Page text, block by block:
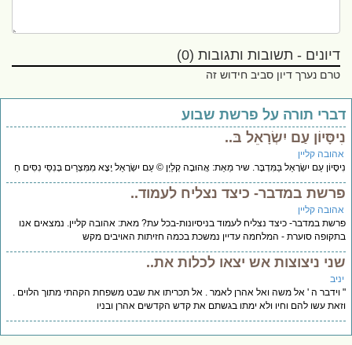
דיונים - תשובות ותגובות (0)
טרם נערך דיון סביב חידוש זה
תורה על פרשת שבוע
עַם יִשְׂרָאֵל בּ..
קליין
עַם יִשְׂרָאֵל בַּמִּדְבָּר. שיר מֵאֵת: אֲהוּבָה קְלַיְן © עַם יִשְׂרָאֵל יָצָא מִמִּצְרַיִם בְּנִסֵּי נִסִּים חַ
במדבר- כיצד נצליח לעמוד..
קליין
במדבר- כיצד נצליח לעמוד בניסיונות-בכל עת? מאת: אהובה קליין. נמצאים אנו
סוערת - המלחמה עדיין נמשכת בכמה חזיתות האויבים מקש
ניצוצות אש יצאו לכלות את..
ה ' אל משה ואל אהרן לאמר . אל תכריתו את שבט משפחת הקהתי מתוך הלוים .
עשו להם וחיו ולא ימתו בגשתם את קדש הקדשים אהרן ובניו